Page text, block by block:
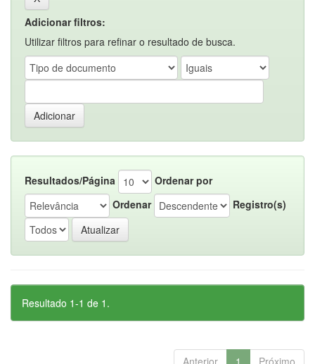
Adicionar filtros:
Utilizar filtros para refinar o resultado de busca.
Resultados/Página
Ordenar por
Ordenar
Registro(s)
Resultado 1-1 de 1.
Anterior 1 Próximo